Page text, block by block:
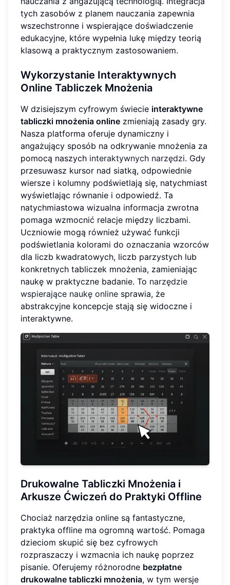
tych zasobów z planem nauczania zapewnia
wszechstronne i wspierające doświadczenie
edukacyjne, które wypełnia lukę między teorią
klasową a praktycznym zastosowaniem.
Wykorzystanie Interaktywnych
Online Tabliczek Mnożenia
W dzisiejszym cyfrowym świecie interaktywne
tabliczki mnożenia online zmieniają zasady gry.
Nasza platforma oferuje dynamiczny i
angażujący sposób na odkrywanie mnożenia za
pomocą naszych interaktywnych narzędzi. Gdy
przesuwasz kursor nad siatką, odpowiednie
wiersze i kolumny podświetlają się, natychmiast
wyświetlając równanie i odpowiedź. Ta
natychmiastowa wizualna informacja zwrotna
pomaga wzmocnić relacje między liczbami.
Uczniowie mogą również używać funkcji
podświetlania kolorami do oznaczania wzorców
dla liczb kwadratowych, liczb parzystych lub
konkretnych tabliczek mnożenia, zamieniając
naukę w praktyczne badanie. To narzędzie
wspierające naukę online sprawia, że
abstrakcyjne koncepcje stają się widoczne i
interaktywne.
Drukowalne Tabliczki Mnożenia i
Arkusze Ćwiczeń do Praktyki Offline
Chociaż narzędzia online są fantastyczne,
praktyka offline ma ogromną wartość. Pomaga
dzieciom skupić się bez cyfrowych
rozpraszaczy i wzmacnia ich naukę poprzez
pisanie. Oferujemy różnorodne bezpłatne
drukowalne tabliczki mnożenia, w tym wersje